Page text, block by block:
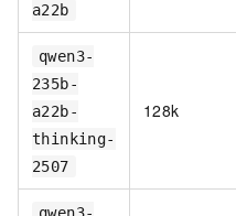
a22b
qwen3-
235b-
a22b-
thinking-
2507
128k